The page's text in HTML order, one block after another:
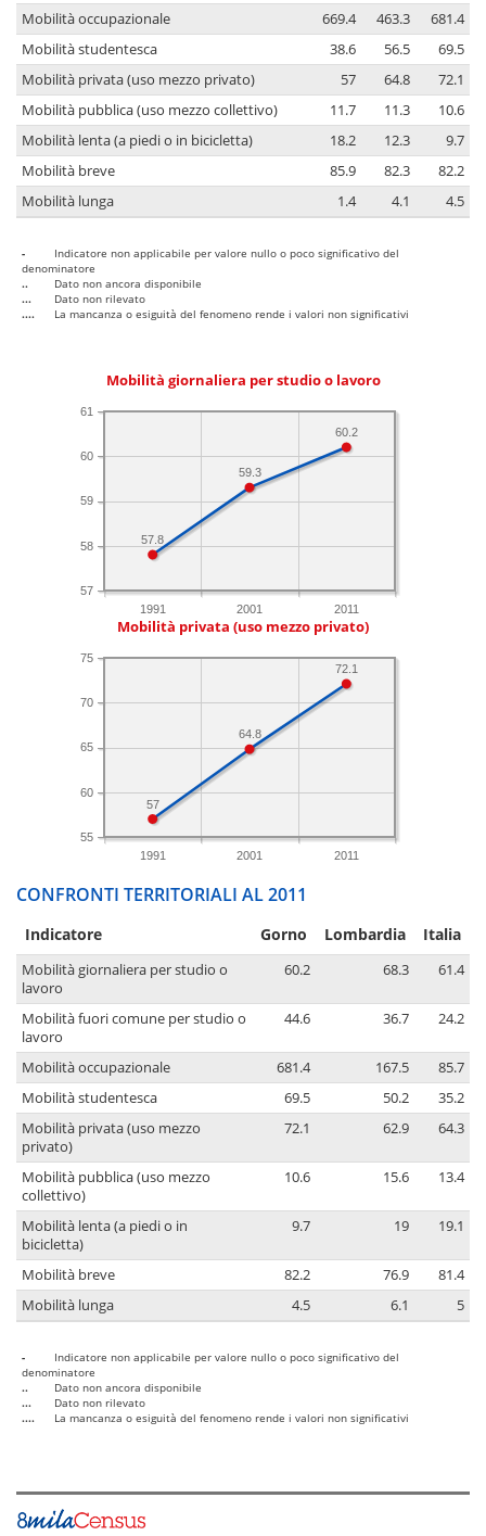
Mobilità occupazionale
669.4 463.3
681.4
Mobilità studentesca
38.6 56.5
69.5
Mobilità privata (uso mezzo privato)
57 64.8
72.1
Mobilità pubblica (uso mezzo collettivo)
11.7 11.3
10.6
Mobilità lenta (a piedi o in bicicletta)
18.2 12.3
9.7
Mobilità breve
85.9 82.3
82.2
Mobilità lunga
1.4 4.1 4.5
-
Indicatore non applicabile per valore nullo o poco significativo del
denominatore
..
Dato non ancora disponibile
...
Dato non rilevato
....
La mancanza o esiguità del fenomeno rende i valori non significativi
Mobilità giornaliera per studio o lavoro
1991 2001 2011
57
58
59
60
61
60.2
59.3
57.8
Mobilità privata (uso mezzo privato)
1991 2001 2011
55
60
65
70
75
72.1
64.8
57
CONFRONTI TERRITORIALI AL 2011
Indicatore Gorno Lombardia Italia
Mobilità giornaliera per studio o
lavoro
60.2 68.3 61.4
Mobilità fuori comune per studio o
lavoro
44.6 36.7 24.2
Mobilità occupazionale 681.4 167.5
85.7
Mobilità studentesca
69.5 50.2
35.2
Mobilità privata (uso mezzo
privato)
72.1 62.9 64.3
Mobilità pubblica (uso mezzo
collettivo)
10.6 15.6 13.4
Mobilità lenta (a piedi o in
bicicletta)
9.7 19 19.1
Mobilità breve 82.2 76.9
81.4
Mobilità lunga
4.5 6.1 5
-
Indicatore non applicabile per valore nullo o poco significativo del
denominatore
..
Dato non ancora disponibile
...
Dato non rilevato
....
La mancanza o esiguità del fenomeno rende i valori non significativi